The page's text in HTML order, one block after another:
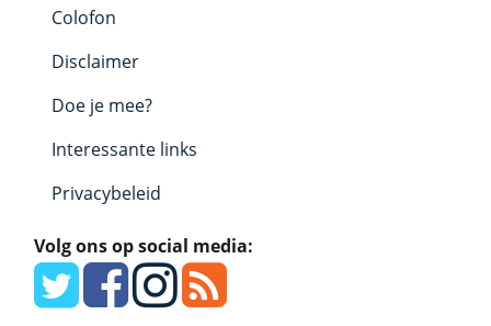
Colofon
Disclaimer
Doe je mee?
Interessante links
Privacybeleid
Volg ons op social media: